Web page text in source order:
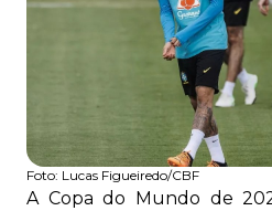
Foto: Lucas Figueiredo/CBF
A Copa do Mundo de